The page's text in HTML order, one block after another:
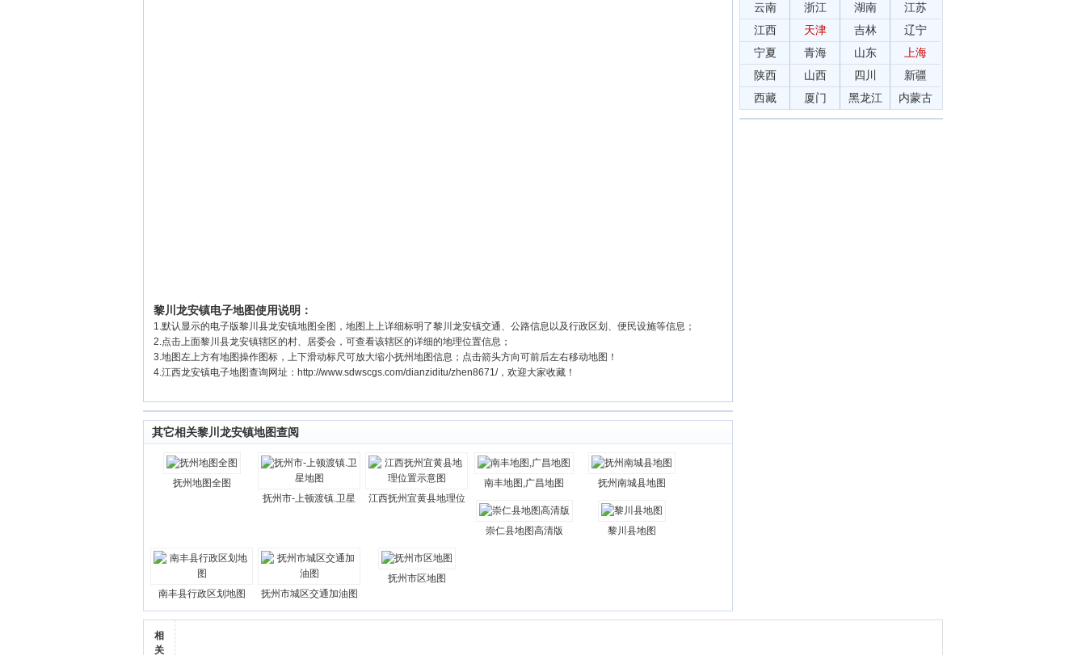
黎川龙安镇电子地图使用说明：
1.默认显示的电子版黎川县龙安镇地图全图，地图上上详细标明了黎川龙安镇交通、公路信息以及行政区划、便民设施等信息；
2.点击上面黎川县龙安镇辖区的村、居委会，可查看该辖区的详细的地理位置信息；
3.地图左上方有地图操作图标，上下滑动标尺可放大缩小抚州地图信息；点击箭头方向可前后左右移动地图！
4.江西龙安镇电子地图查询网址：http://www.sdwscgs.com/dianziditu/zhen8671/，欢迎大家收藏！
其它相关黎川龙安镇地图查阅
抚州地图全图
抚州市-上顿渡镇.卫星
江西抚州宜黄县地理位
南丰地图,广昌地图 抚州南城县地图
崇仁县地图高清版 黎川县地图
南丰县行政区划地图 抚州市城区交通加油图
抚州市区地图
云南
浙江 湖南
江苏
江西
天津 吉林
辽宁
宁夏
青海 山东
上海
陕西
山西 四川
新疆
西藏
厦门 黑龙江 内蒙古
相
关